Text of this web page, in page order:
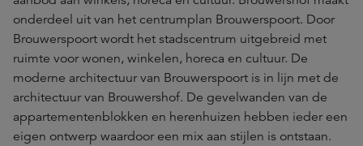
onderdeel uit van het centrumplan Brouwerspoort. Door
Brouwerspoort wordt het stadscentrum uitgebreid met
ruimte voor wonen, winkelen, horeca en cultuur. De
moderne architectuur van Brouwerspoort is in lijn met de
architectuur van Brouwershof. De gevelwanden van de
appartementenblokken en herenhuizen hebben ieder een
eigen ontwerp waardoor een mix aan stijlen is ontstaan.